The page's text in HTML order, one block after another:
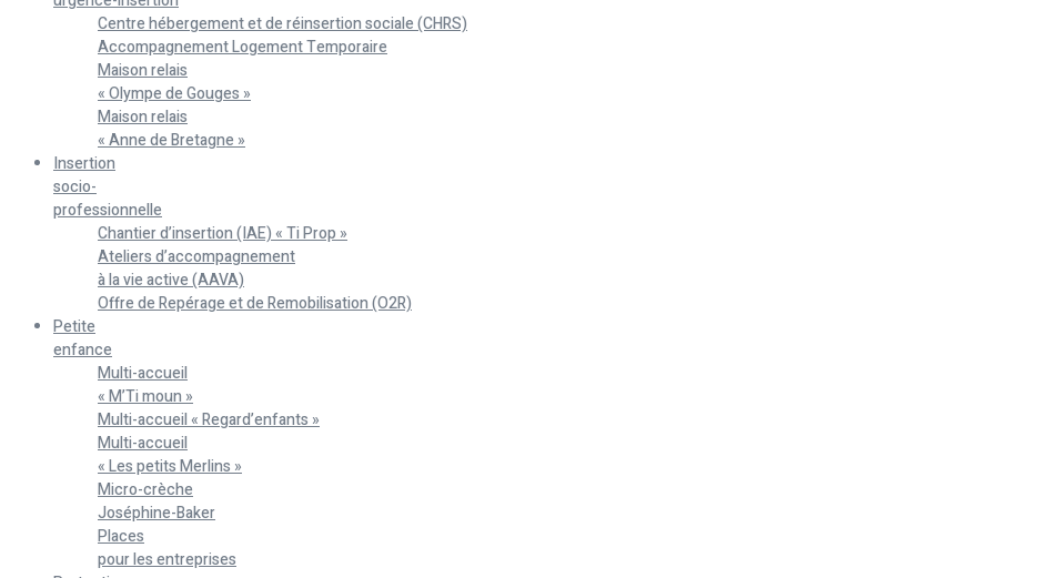
Centre hébergement et de réinsertion sociale (CHRS)
Accompagnement Logement Temporaire
Maison relais
« Olympe de Gouges »
Maison relais
« Anne de Bretagne »
Insertion
socio-
professionnelle
Chantier d’insertion (IAE) « Ti Prop »
Ateliers d’accompagnement
à la vie active (AAVA)
Offre de Repérage et de Remobilisation (O2R)
Petite
enfance
Multi-accueil
« M’Ti moun »
Multi-accueil « Regard’enfants »
Multi-accueil
« Les petits Merlins »
Micro-crèche
Joséphine-Baker
Places
pour les entreprises